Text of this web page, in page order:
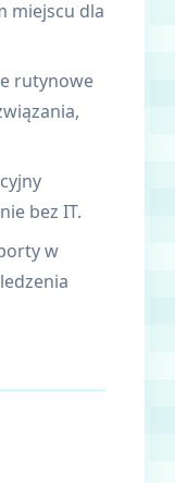
miejscu dla
rutynowe
bez IT.
w